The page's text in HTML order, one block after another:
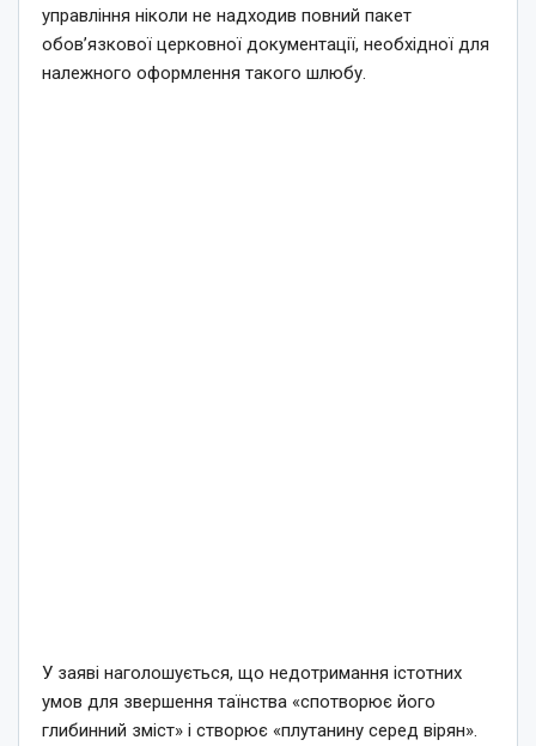
управління ніколи не надходив повний пакет
обов’язкової церковної документації, необхідної для
належного оформлення такого шлюбу.
У заяві наголошується, що недотримання істотних
умов для звершення таїнства «спотворює його
глибинний зміст» і створює «плутанину серед вірян».